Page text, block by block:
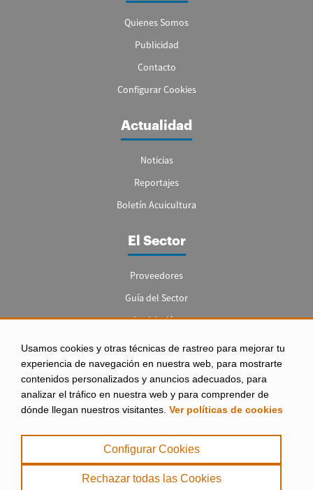
Usamos cookies y otras técnicas de rastreo para mejorar tu
experiencia de navegación en nuestra web, para mostrarte
contenidos personalizados y anuncios adecuados, para
analizar el tráfico en nuestra web y para comprender de
dónde llegan nuestros visitantes. Ver políticas de cookies
Configurar Cookies
Rechazar todas las Cookies
Quienes Somos
Publicidad
Contacto
Configurar Cookies
Actualidad
Noticias
Reportajes
Boletín Acuicultura
El Sector
Proveedores
Guía del Sector
Legislación
Empleo
Aviso legal
|
Política de Privacidad
|